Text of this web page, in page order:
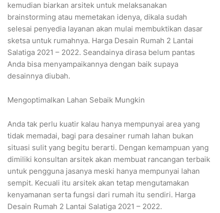
kemudian biarkan arsitek untuk melaksanakan
brainstorming atau memetakan idenya, dikala sudah
selesai penyedia layanan akan mulai membuktikan dasar
sketsa untuk rumahnya. Harga Desain Rumah 2 Lantai
Salatiga 2021 – 2022. Seandainya dirasa belum pantas
Anda bisa menyampaikannya dengan baik supaya
desainnya diubah.
Mengoptimalkan Lahan Sebaik Mungkin
Anda tak perlu kuatir kalau hanya mempunyai area yang
tidak memadai, bagi para desainer rumah lahan bukan
situasi sulit yang begitu berarti. Dengan kemampuan yang
dimiliki konsultan arsitek akan membuat rancangan terbaik
untuk pengguna jasanya meski hanya mempunyai lahan
sempit. Kecuali itu arsitek akan tetap mengutamakan
kenyamanan serta fungsi dari rumah itu sendiri. Harga
Desain Rumah 2 Lantai Salatiga 2021 – 2022.